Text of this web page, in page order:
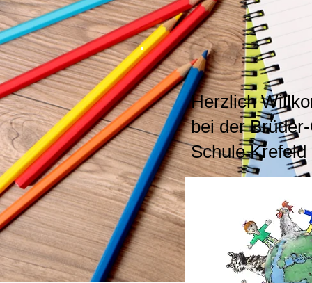
Herzlich
bei der
Schule Krefeld